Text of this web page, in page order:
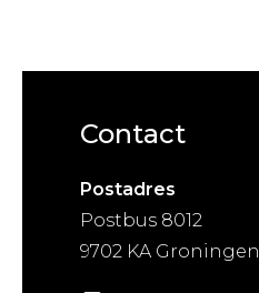
Contact
Postadres
Postbus 8012
9702 KA Groningen